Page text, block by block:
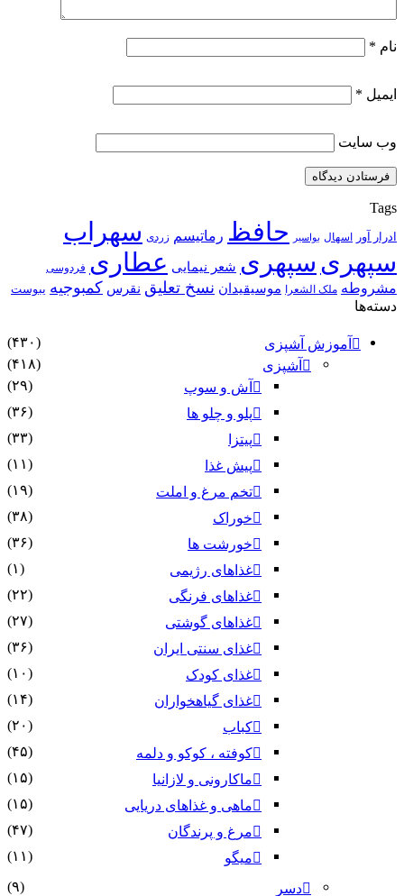
نام *
ایمیل *
وب‌ سایت
Tags
ادرار آور اسهال بواسیر حافظ رماتیسم زردی سهراب
سپهری سپهری شعر نیمایی عطاری فردوسی
مشروطه ملک الشعرا موسیقیدان نسخ تعلیق نقرس کمبوجیه یبوست
دسته‌ها
آموزش آشپزی
(۴۳۰)
آشپزی
(۴۱۸)
آش و سوپ
(۲۹)
پلو و چلو ها
(۳۶)
پیتزا
(۳۳)
پیش غذا
(۱۱)
تخم مرغ و املت
(۱۹)
خوراک
(۳۸)
خورشت ها
(۳۶)
غذاهای رژیمی
(۱)
غذاهای فرنگی
(۲۲)
غذاهای گوشتی
(۲۷)
غذای سنتی ایران
(۳۶)
غذای کودک
(۱۰)
غذای گیاهخواران
(۱۴)
کباب
(۲۰)
کوفته ، کوکو و دلمه
(۴۵)
ماکارونی و لازانیا
(۱۵)
ماهی و غذاهای دریایی
(۱۵)
مرغ و پرندگان
(۴۷)
میگو
(۱۱)
دسر (۹)